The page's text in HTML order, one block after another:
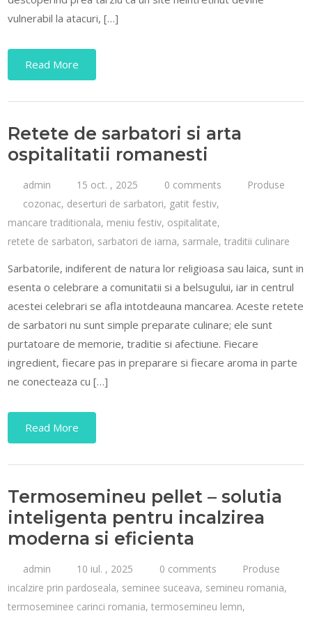
vulnerabil la atacuri, […]
Read More
Retete de sarbatori si arta
ospitalitatii romanesti
admin 15 oct. , 2025 0 comments
Produse
cozonac, deserturi de sarbatori, gatit festiv,
mancare traditionala, meniu festiv, ospitalitate,
retete de sarbatori, sarbatori de iarna, sarmale,traditii culinare
Sarbatorile, indiferent de natura lor religioasa sau laica, sunt in
esenta o celebrare a comunitatii si a belsugului, iar in centrul
acestei celebrari se afla intotdeauna mancarea. Aceste retete
de sarbatori nu sunt simple preparate culinare; ele sunt
purtatoare de memorie, traditie si afectiune. Fiecare
ingredient, fiecare pas in preparare si fiecare aroma in parte
ne conecteaza cu […]
Read More
Termosemineu pellet – solutia
inteligenta pentru incalzirea
moderna si eficienta
admin 10 iul. , 2025 0 comments
Produse
incalzire prin pardoseala, seminee suceava, semineu romania,
termoseminee carinci romania,termosemineu lemn,